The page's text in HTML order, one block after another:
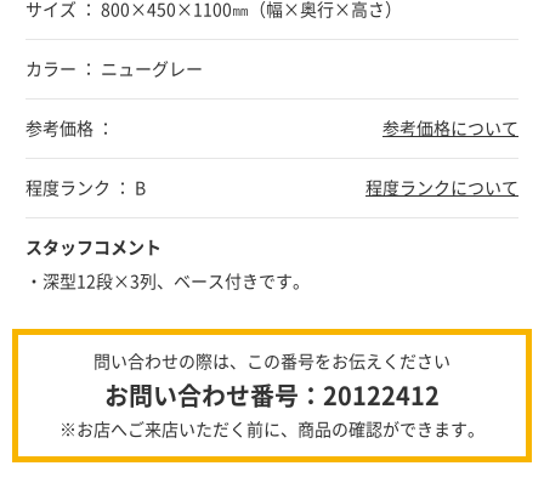
サイズ ： 800×450×1100㎜（幅×奥行×高さ）
カラー ： ニューグレー
参考価格 ： 参考価格について
程度ランク ： B 程度ランクについて
スタッフコメント
・深型12段×3列、ベース付きです。
問い合わせの際は、この番号をお伝えください
お問い合わせ番号：20122412
※お店へご来店いただく前に、商品の確認ができます。